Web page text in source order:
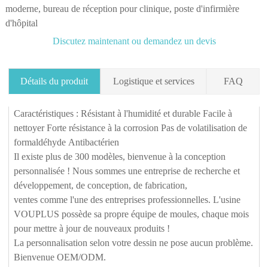
moderne, bureau de réception pour clinique, poste d'infirmière
d'hôpital
Discutez maintenant ou demandez un devis
Détails du produit Logistique et services FAQ
Caractéristiques : Résistant à l'humidité et durable Facile à
nettoyer Forte résistance à la corrosion Pas de volatilisation de
formaldéhyde Antibactérien
Il existe plus de 300 modèles, bienvenue à la conception
personnalisée ! Nous sommes une entreprise de recherche et
développement, de conception, de fabrication,
ventes comme l'une des entreprises professionnelles. L'usine
VOUPLUS possède sa propre équipe de moules, chaque mois
pour mettre à jour de nouveaux produits !
La personnalisation selon votre dessin ne pose aucun problème.
Bienvenue OEM/ODM.
SERVICE À 360 DEGRÉS :
VOUPLUS a constitué une équipe d'ingénieurs professionnels pour
fournir un service parfait et les solutions de projet les plus parfaites
pour les clients d'ingénierie et les clients des magasins de marque.
Q1. Puis-je demander un échantillon avant de
passer une commande ?
Oui, nous acceptons les commandes d'échantillons pour tester et
vérifier la qualité. Des échantillons mixtes sont acceptables.
Cependant, pour économiser les frais de port, nous fournissons
également des photos détaillées et d'autres documents dont vous avez
besoin pour apaiser votre préoccupation comme solution alternative.
Q2. Puis-je visiter votre usine ?
Bien sûr, nous avons notre usine à Guangzhou, en Chine, à seulement